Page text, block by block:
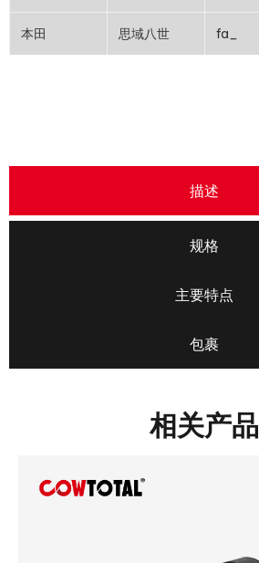
本田 思域八世 fa_
描述
规格
主要特点
包裹
相关产品